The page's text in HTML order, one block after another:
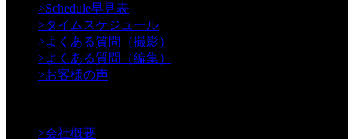
>Schedule早見表
>タイムスケジュール
>よくある質問（撮影）
>よくある質問（編集）
>お客様の声
>会社概要